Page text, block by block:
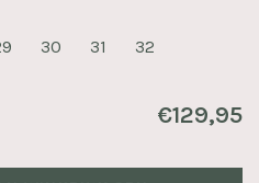
30 31 32
€129,95